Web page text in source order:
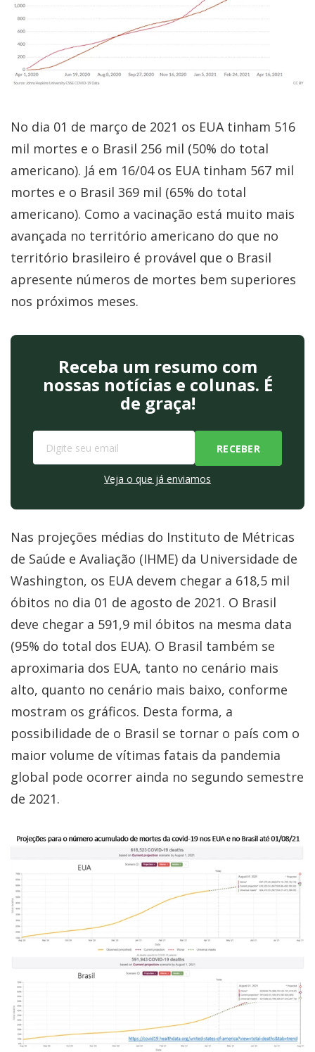
No dia 01 de março de 2021 os EUA tinham 516
mil mortes e o Brasil 256 mil (50% do total
americano). Já em 16/04 os EUA tinham 567 mil
mortes e o Brasil 369 mil (65% do total
americano). Como a vacinação está muito mais
avançada no território americano do que no
território brasileiro é provável que o Brasil
apresente números de mortes bem superiores
nos próximos meses.
Receba um resumo com
nossas notícias e colunas. É
de graça!
Veja o que já enviamos
Nas projeções médias do Instituto de Métricas
de Saúde e Avaliação (IHME) da Universidade de
Washington, os EUA devem chegar a 618,5 mil
óbitos no dia 01 de agosto de 2021. O Brasil
deve chegar a 591,9 mil óbitos na mesma data
(95% do total dos EUA). O Brasil também se
aproximaria dos EUA, tanto no cenário mais
alto, quanto no cenário mais baixo, conforme
mostram os gráficos. Desta forma, a
possibilidade de o Brasil se tornar o país com o
maior volume de vítimas fatais da pandemia
global pode ocorrer ainda no segundo semestre
de 2021.